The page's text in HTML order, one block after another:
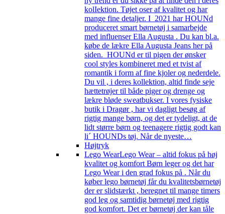
kolIektion. Tøjet oser af kvalitet og har
mange fine detaljer. I 2021 har HOUNd
produceret smart børnetøj i samarbejde
med influenser Ella Augusta . Du kan bl.a.
købe de lækre Ella Augusta Jeans her på
siden. HOUNd er til pigen der ønsker
cool styles kombineret med et tvist af
romantik i form af fine kjoler og nederdele.
Du vil , i deres kollektion, altid finde seje
hættetrøjer til både piger og drenge og
lækre bløde sweatbukser. I vores fysiske
butik i Dragør , har vi dagligt besøg af
rigtig mange børn, og det er tydeligt, at de
lidt større børn og teenagere rigtig godt kan
li´ HOUNDs tøj. Når de nyeste…
Højtryk
Lego WearLego Wear – altid fokus på høj
kvalitet og komfort Børn leger og det har
Lego Wear i den grad fokus på . Når du
køber lego børnetøj får du kvalitetsbørnetøj
der er slidstærkt , beregnet til mange timers
god leg og samtidig børnetøj med rigtig
god komfort. Det er børnetøj der kan tåle